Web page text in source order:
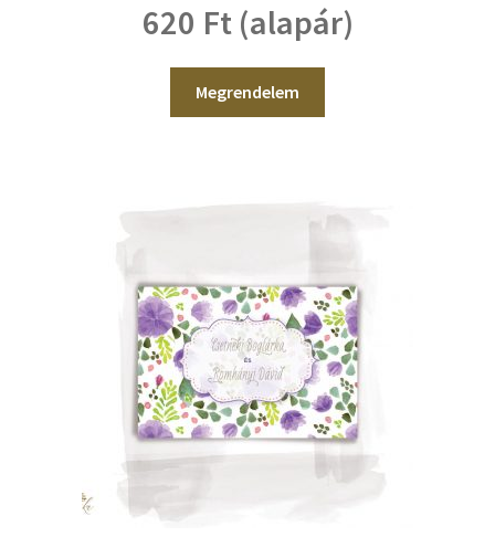
620 Ft (alapár)
Megrendelem